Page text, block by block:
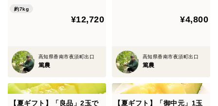
販売まで年間をとおして産地直送をしております。
安定した品質を保てることはありますが、たくさんの生
しておりません。
収穫のタイミング等によって配送日指定やメロンの食べ
ごろ指定が出来ない場合がございますが、お客様のご希
望にできるだけ添えるよう、ご対応いたしますので、ぜ
約7kg
¥12,720
高知県香南市夜須町出口
篤農
¥4,800
高知県香南市夜須町出口
篤農
【夏ギフト】「良品」2玉で
【夏ギフト】「御中元」1玉